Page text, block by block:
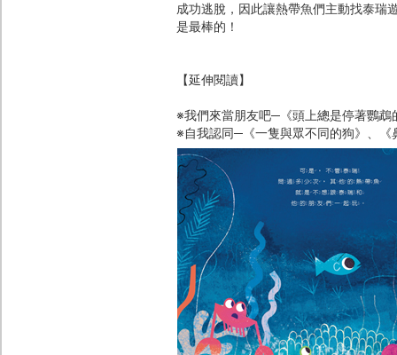
成功逃脫，因此讓熱帶魚們主動找泰瑞
是最棒的！
【延伸閱讀】
※我們來當朋友吧─《頭上總是停著鸚
※自我認同─《一隻與眾不同的狗》、